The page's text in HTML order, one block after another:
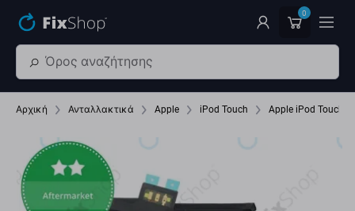
0
Αρχική Ανταλλακτικά Apple iPod Touch Apple iPod Touch